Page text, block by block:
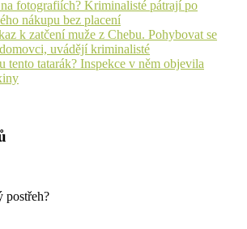
fotografiích? Kriminalisté pátrají po
nákupu bez placení
k zatčení muže z Chebu. Pohybovat se
uvádějí kriminalisté
tento tatarák? Inspekce v něm objevila
postřeh?